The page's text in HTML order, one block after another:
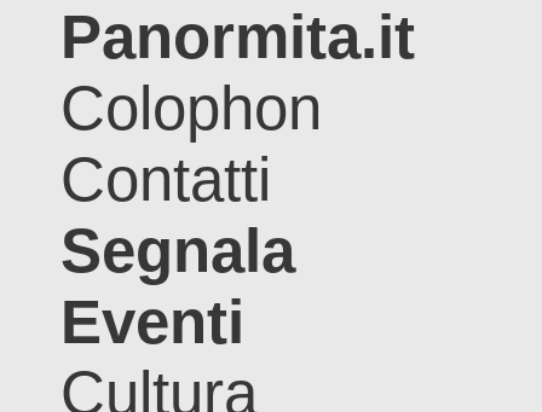
Panormita.it
Colophon
Contatti
Segnala
Eventi
Cultura